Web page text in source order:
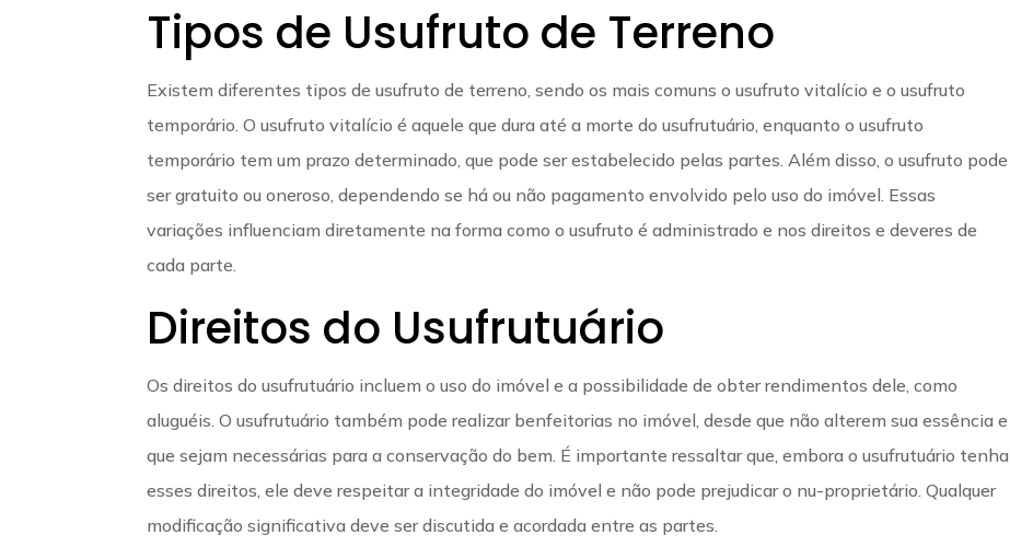
Tipos de Usufruto de Terreno
Existem diferentes tipos de usufruto de terreno, sendo os mais comuns o usufruto vitalício e o usufruto
temporário. O usufruto vitalício é aquele que dura até a morte do usufrutuário, enquanto o usufruto
temporário tem um prazo determinado, que pode ser estabelecido pelas partes. Além disso, o usufruto pode
ser gratuito ou oneroso, dependendo se há ou não pagamento envolvido pelo uso do imóvel. Essas
variações influenciam diretamente na forma como o usufruto é administrado e nos direitos e deveres de
cada parte.
Direitos do Usufrutuário
Os direitos do usufrutuário incluem o uso do imóvel e a possibilidade de obter rendimentos dele, como
aluguéis. O usufrutuário também pode realizar benfeitorias no imóvel, desde que não alterem sua essência e
que sejam necessárias para a conservação do bem. É importante ressaltar que, embora o usufrutuário tenha
esses direitos, ele deve respeitar a integridade do imóvel e não pode prejudicar o nu-proprietário. Qualquer
modificação significativa deve ser discutida e acordada entre as partes.